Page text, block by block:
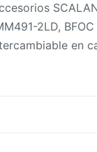
2LD,
en